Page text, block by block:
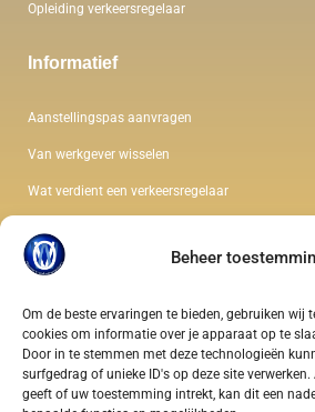
Beheer
Om de beste ervaringen te bieden, gebruiken wij
cookies om informatie over je apparaat op te
Door in te stemmen met deze technologieën
surfgedrag of unieke ID's op deze site
geeft of uw toestemming intrekt, kan dit een
Opleiding verkeersregelaar
Informatief
Aanstellingspas aanvragen
Van werkgever wisselen
Wat verdient een verkeersregelaar
Wet en regelgeving verkeersregelaar
Gezondheidseisen verkeersregelaar